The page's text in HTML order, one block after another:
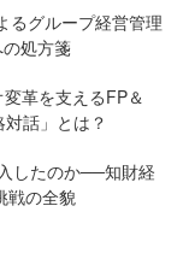
るグループ経営管理
処方箋
革を支えるFP＆
話」とは？
したのか──知財経
戦の全貌